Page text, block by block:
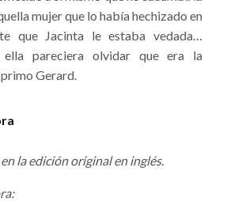
mujer que lo había hechizado en
que Jacinta le estaba vedada…
ella pareciera olvidar que era la
Gerard.
la edición original en inglés.